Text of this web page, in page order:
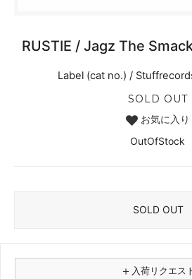
RUSTIE / Jagz The
Label (cat no.) /
SOLD OUT
お気に入り
OutOfStock
SOLD OUT
＋ 入荷リクエス